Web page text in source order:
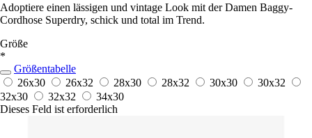
Adoptiere einen lässigen und vintage Look mit der Damen Baggy-
Cordhose Superdry, schick und total im Trend.
Größe
*
Größentabelle
26x30
26x32 28x30 28x32 30x30
30x32
32x30
32x32
34x30
Dieses Feld ist erforderlich